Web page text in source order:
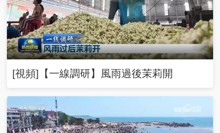
[視頻]【一線調研】風雨過後茉莉開